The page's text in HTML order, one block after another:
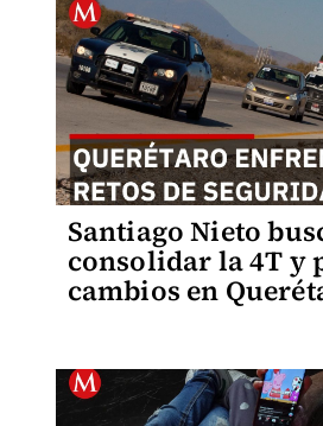
Santiago Nieto
consolidar la 4T y
cambios en